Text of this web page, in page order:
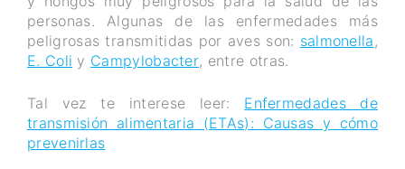
personas. Algunas de las enfermedades más
peligrosas transmitidas por aves son: salmonella,
E. Coli y Campylobacter, entre otras.
Tal vez te interese leer: Enfermedades de
transmisión alimentaria (ETAs): Causas y cómo
prevenirlas